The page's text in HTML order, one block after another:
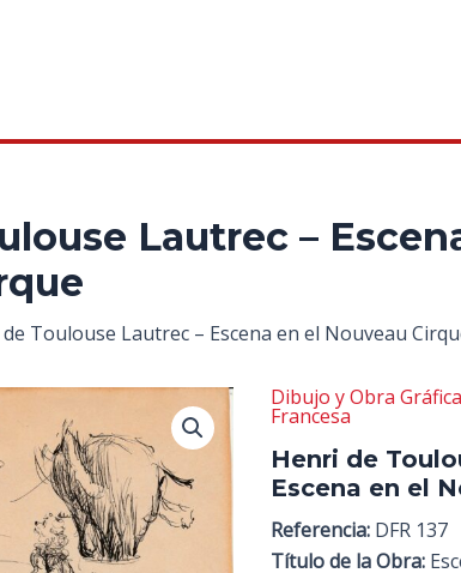
Lautrec –
Toulouse Lautrec – Escena en el Nouveau
Dibujo y Obra Gráfica
Francesa
Henri de
Escena en el
Referencia: DFR 137
Título de la Obra: